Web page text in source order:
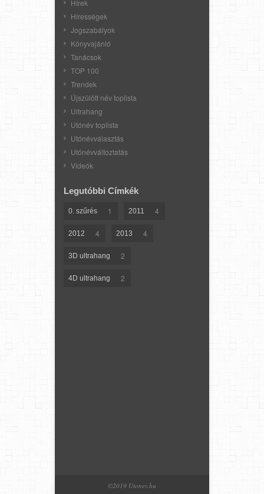
Hírek
Hírességek
Jogszabályok
Könyvajánló
Tanácsok
TOP 100
Trendek
Újszülött név toplista
Ultrahang
Utónév toplista
Utónévválasztás
Utónévváltoztatás
Videók
Legutóbbi Címkék
0. szűrés 1 2011 4
2012 4 2013 4
3D ultrahang 2
4D ultrahang 2
©2019 Utonev.hu